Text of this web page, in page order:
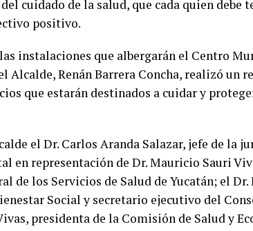
cuidado de la salud, que cada quien debe
positivo.
instalaciones que albergarán el Centro
Alcalde, Renán Barrera Concha, realizó un
que estarán destinados a cuidar y
el Dr. Carlos Aranda Salazar, jefe de la
en representación de Dr. Mauricio Sauri
de los Servicios de Salud de Yucatán; el
Social y secretario ejecutivo del
presidenta de la Comisión de Salud y